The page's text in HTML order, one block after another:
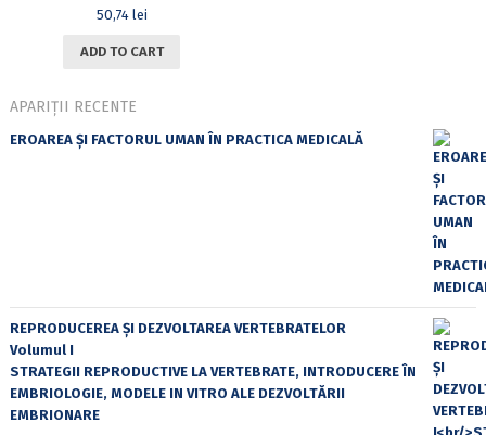
50,74 lei
ADD TO CART
APARIȚII RECENTE
EROAREA ȘI FACTORUL UMAN ÎN PRACTICA MEDICALĂ
REPRODUCEREA ȘI DEZVOLTAREA VERTEBRATELOR
Volumul I
STRATEGII REPRODUCTIVE LA VERTEBRATE, INTRODUCERE ÎN
EMBRIOLOGIE, MODELE IN VITRO ALE DEZVOLTĂRII
EMBRIONARE